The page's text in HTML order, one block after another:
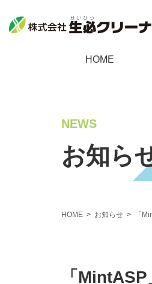
生必クリーナーにつ
採用情報
サイトマップ
HOME
ゴ
NEWS
お知ら
HOME お知らせ 「
「